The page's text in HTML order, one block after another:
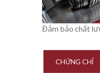
CHỨNG CHỈ